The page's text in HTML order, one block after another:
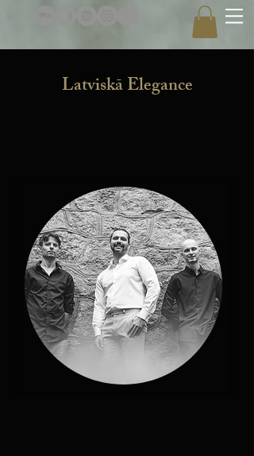
Latviskā Elegance